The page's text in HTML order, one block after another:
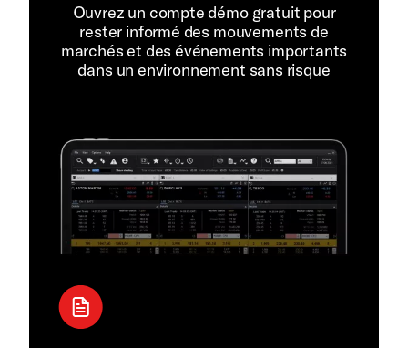
Ouvrez un compte démo gratuit pour
rester informé des mouvements de
marchés et des événements importants
dans un environnement sans risque